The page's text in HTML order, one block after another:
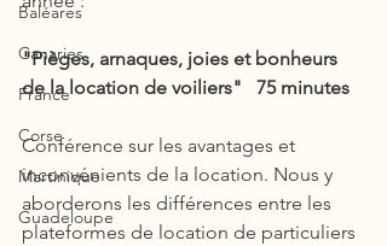
Baléares
Canaries
France
Corse
Martinique
Guadeloupe
"Pièges, arnaques, joies et bonheurs
de la location de voiliers"   75 minutes
Conférence sur les avantages et
inconvénients de la location. Nous y
aborderons les différences entre les
plateformes de location de particuliers